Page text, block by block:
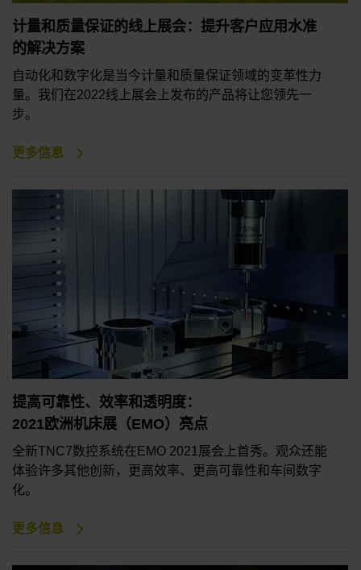
计量和质量保证的线上展会：提升客户应用水准
的解决方案
自动化和数字化是当今计量和质量保证领域的变革性力
量。我们在2022线上展会上发布的产品将让您领先一
步。
更多信息
提高可靠性、效率和透明度：
2021欧洲机床展（EMO）亮点
全新TNC7数控系统在EMO 2021展会上首秀。观众还能
体验许多其他创新，更高效率、更高可靠性和车间数字
化。
更多信息